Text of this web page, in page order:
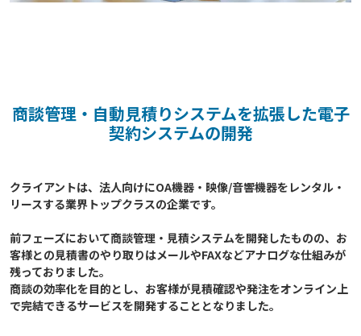
商談管理・自動見積りシステムを拡張した電子
契約システムの開発
クライアントは、法人向けにOA機器・映像/音響機器をレンタル・
リースする業界トップクラスの企業です。
前フェーズにおいて商談管理・見積システムを開発したものの、お
客様との見積書のやり取りはメールやFAXなどアナログな仕組みが
残っておりました。
商談の効率化を目的とし、お客様が見積確認や発注をオンライン上